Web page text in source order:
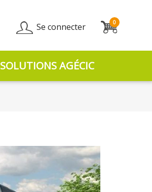
Se connecter 0
SOLUTIONS AGÉCIC